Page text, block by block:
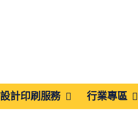
設計印刷服務 行業專區